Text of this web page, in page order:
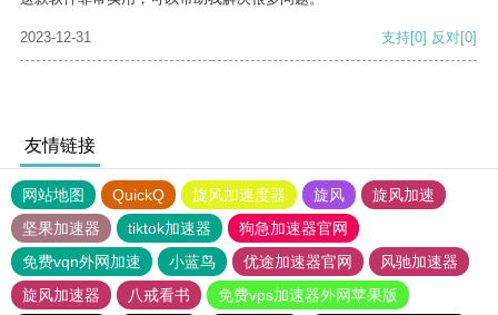
2023-12-31 支持[0] 反对[0]
友情链接
网站地图 QuickQ 旋风加速度器 旋风
旋风加速
坚果加速器
tiktok加速器
狗急加速器官网
免费vqn外网加速
小蓝鸟 优途加速器官网
风驰加速器
旋风加速器
八戒看书
免费vps加速器外网苹果版